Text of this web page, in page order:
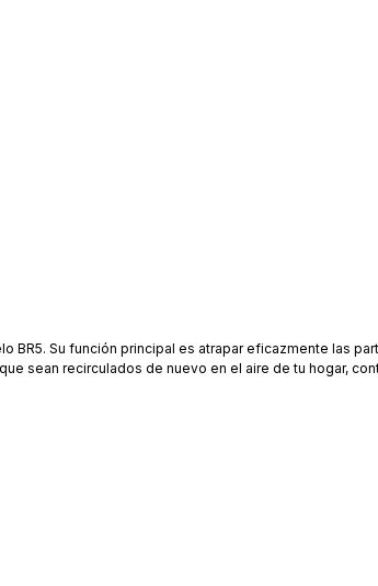
BR5. Su función principal es atrapar eficazmente las
sean recirculados de nuevo en el aire de tu hogar,